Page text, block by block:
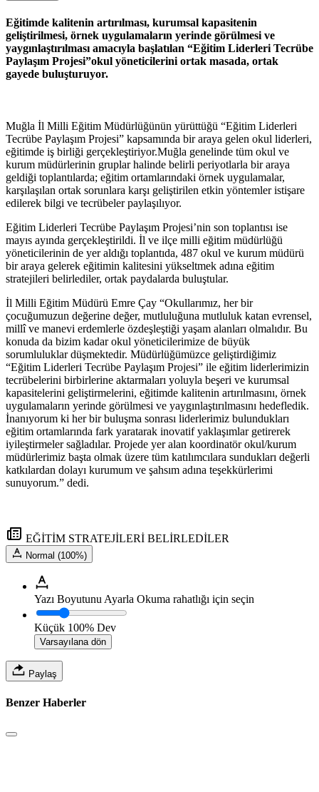
Eğitimde kalitenin artırılması, kurumsal kapasitenin
geliştirilmesi, örnek uygulamaların yerinde görülmesi ve
yaygınlaştırılması amacıyla başlatılan “Eğitim Liderleri Tecrübe
Paylaşım Projesi”okul yöneticilerini ortak masada, ortak
gayede buluşturuyor.
Muğla İl Milli Eğitim Müdürlüğünün yürüttüğü “Eğitim Liderleri
Tecrübe Paylaşım Projesi” kapsamında bir araya gelen okul liderleri,
eğitimde iş birliği gerçekleştiriyor.Muğla genelinde tüm okul ve
kurum müdürlerinin gruplar halinde belirli periyotlarla bir araya
geldiği toplantılarda; eğitim ortamlarındaki örnek uygulamalar,
karşılaşılan ortak sorunlara karşı geliştirilen etkin yöntemler istişare
edilerek bilgi ve tecrübeler paylaşılıyor.
Eğitim Liderleri Tecrübe Paylaşım Projesi’nin son toplantısı ise
mayıs ayında gerçekleştirildi. İl ve ilçe milli eğitim müdürlüğü
yöneticilerinin de yer aldığı toplantıda, 487 okul ve kurum müdürü
bir araya gelerek eğitimin kalitesini yükseltmek adına eğitim
stratejileri belirlediler, ortak paydalarda buluştular.
İl Milli Eğitim Müdürü Emre Çay “Okullarımız, her bir
çocuğumuzun değerine değer, mutluluğuna mutluluk katan evrensel,
millî ve manevi erdemlerle özdeşleştiği yaşam alanları olmalıdır. Bu
konuda da bizim kadar okul yöneticilerimize de büyük
sorumluluklar düşmektedir. Müdürlüğümüzce geliştirdiğimiz
“Eğitim Liderleri Tecrübe Paylaşım Projesi” ile eğitim liderlerimizin
tecrübelerini birbirlerine aktarmaları yoluyla beşeri ve kurumsal
kapasitelerini geliştirmelerini, eğitimde kalitenin artırılmasını, örnek
uygulamaların yerinde görülmesi ve yaygınlaştırılmasını hedefledik.
İnanıyorum ki her bir buluşma sonrası liderlerimiz bulundukları
eğitim ortamlarında fark yaratarak inovatif yaklaşımlar getirerek
iyileştirmeler sağladılar. Projede yer alan koordinatör okul/kurum
müdürlerimiz başta olmak üzere tüm katılımcılara sundukları değerli
katkılardan dolayı kurumum ve şahsım adına teşekkürlerimi
sunuyorum.” dedi.
EĞİTİM STRATEJİLERİ BELİRLEDİLER
Normal (100%)
Yazı Boyutunu Ayarla Okuma rahatlığı için seçin
Küçük 100% Dev
Varsayılana dön
Paylaş
Benzer Haberler